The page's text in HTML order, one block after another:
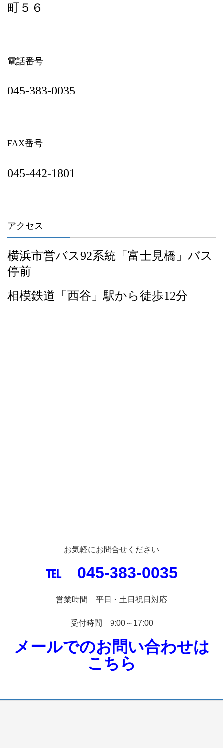
町５６
電話番号
045-383-0035
FAX番号
045-442-1801
アクセス
横浜市営バス92系統「富士見橋」バス
停前
相模鉄道「西谷」駅から徒歩12分
お気軽にお問合せください
℡ 045-383-0035
営業時間 平日・土日祝日対応
受付時間 9:00～17:00
メールでのお問い合わせは
こちら